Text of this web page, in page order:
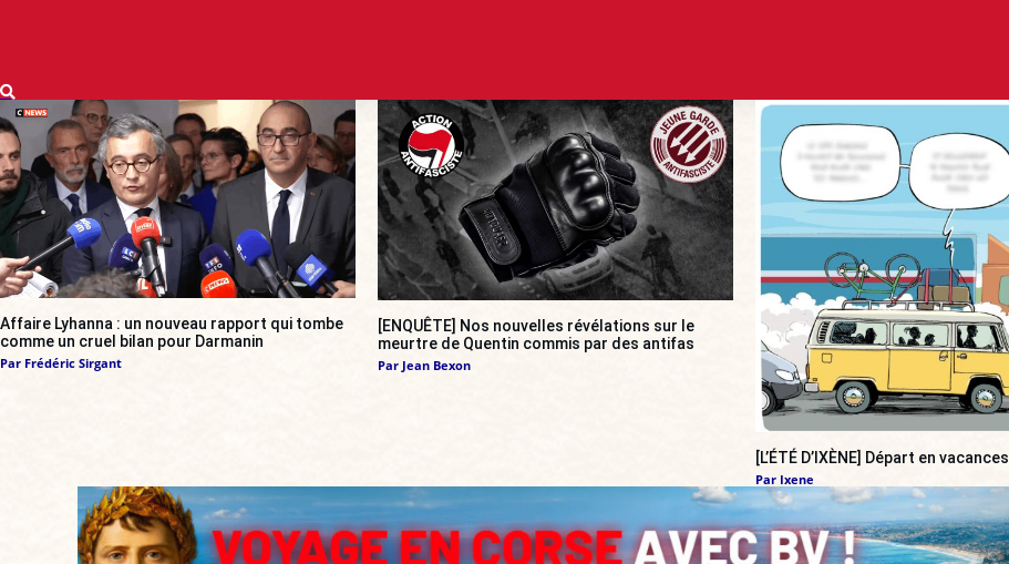
Affaire Lyhanna : un nouveau rapport qui tombe
comme un cruel bilan pour Darmanin
Par Frédéric Sirgant
[ENQUÊTE] Nos nouvelles révélations sur le
meurtre de Quentin commis par des antifas
Par Jean Bexon
[L’ÉTÉ D’IXÈNE] Départ en vacances
Par Ixene